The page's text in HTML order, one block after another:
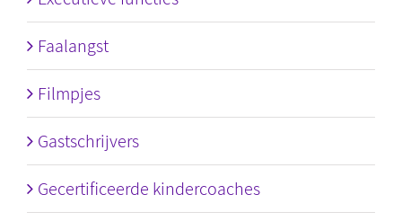
Faalangst
Filmpjes
Gastschrijvers
Gecertificeerde kindercoaches